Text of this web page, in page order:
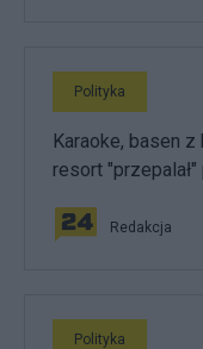
Polityka
Karaoke, basen z
resort
Redakcja
Polityka